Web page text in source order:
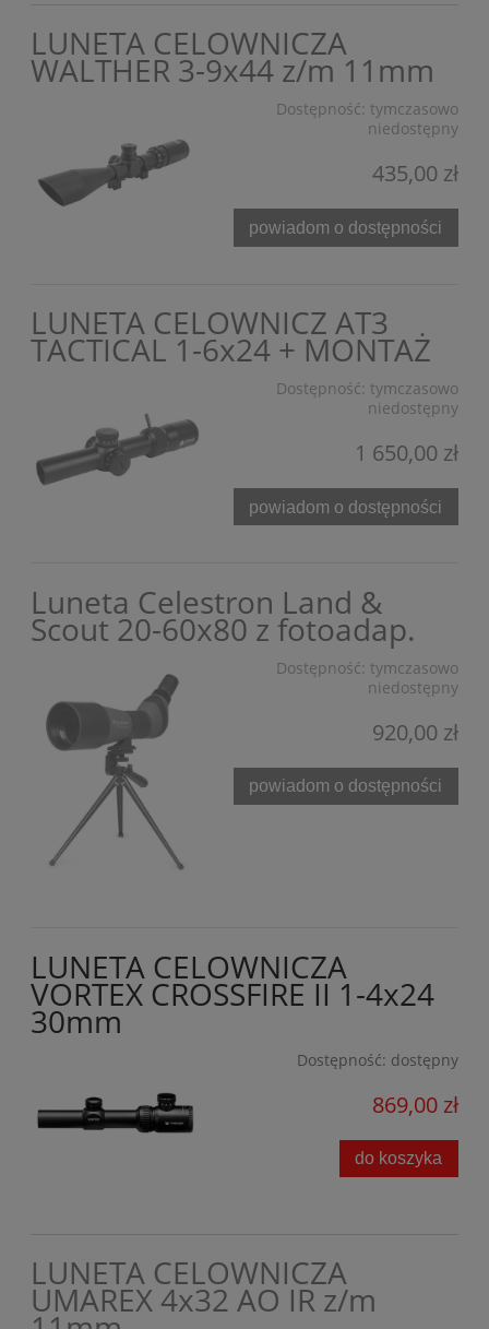
LUNETA CELOWNICZA
WALTHER 3-9x44 z/m 11mm
Dostępność: tymczasowo
niedostępny
435,00 zł
powiadom o dostępności
LUNETA CELOWNICZ AT3
TACTICAL 1-6x24 + MONTAŻ
Dostępność: tymczasowo
niedostępny
1 650,00 zł
powiadom o dostępności
Luneta Celestron Land &
Scout 20-60x80 z fotoadap.
Dostępność: tymczasowo
niedostępny
920,00 zł
powiadom o dostępności
LUNETA CELOWNICZA
VORTEX CROSSFIRE II 1-4x24
30mm
Dostępność: dostępny
869,00 zł
do koszyka
LUNETA CELOWNICZA
UMAREX 4x32 AO IR z/m